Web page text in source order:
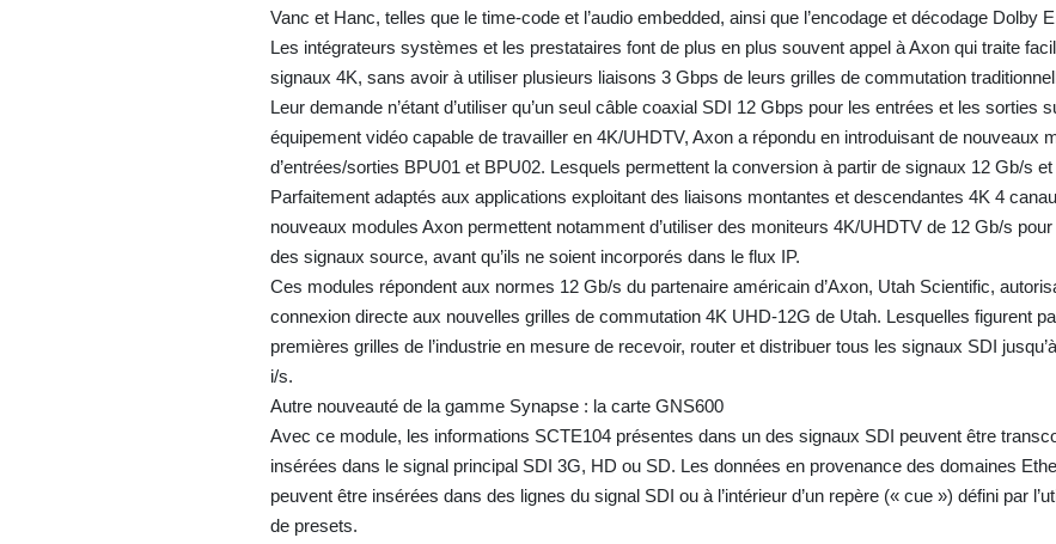
Vanc et Hanc, telles que le time-code et l’audio embedded, ainsi que l’encodage et décodage Dolby
Les intégrateurs systèmes et les prestataires font de plus en plus souvent appel à Axon qui traite
signaux 4K, sans avoir à utiliser plusieurs liaisons 3 Gbps de leurs grilles de commutation
Leur demande n’étant d’utiliser qu’un seul câble coaxial SDI 12 Gbps pour les entrées et les sorties
équipement vidéo capable de travailler en 4K/UHDTV, Axon a répondu en introduisant de nouveaux
d’entrées/sorties BPU01 et BPU02. Lesquels permettent la conversion à partir de signaux 12 Gb/s
Parfaitement adaptés aux applications exploitant des liaisons montantes et descendantes 4K 4
nouveaux modules Axon permettent notamment d’utiliser des moniteurs 4K/UHDTV de 12 Gb/s
des signaux source, avant qu’ils ne soient incorporés dans le flux IP.
Ces modules répondent aux normes 12 Gb/s du partenaire américain d’Axon, Utah Scientific,
connexion directe aux nouvelles grilles de commutation 4K UHD-12G de Utah. Lesquelles figurent
premières grilles de l’industrie en mesure de recevoir, router et distribuer tous les signaux SDI
i/s.
Autre nouveauté de la gamme Synapse : la carte GNS600
Avec ce module, les informations SCTE104 présentes dans un des signaux SDI peuvent être
insérées dans le signal principal SDI 3G, HD ou SD. Les données en provenance des domaines
peuvent être insérées dans des lignes du signal SDI ou à l’intérieur d’un repère (« cue ») défini par
de presets.